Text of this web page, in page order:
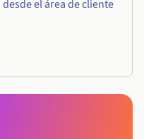
el área de cliente